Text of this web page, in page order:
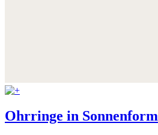
Ohrringe in Sonnenform